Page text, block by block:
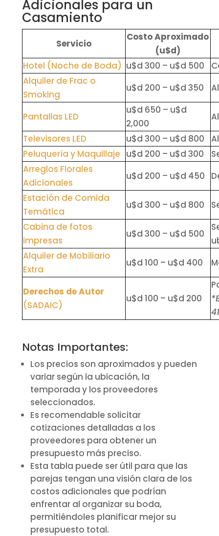
Adicionales para un
Casamiento
Servicio
Costo Aproximado
(u$d)
Hotel (Noche de Boda) u$d 300 – u$d 500
Alquiler de Frac o
Smoking
u$d 200 – u$d 350
Pantallas LED
u$d 650 – u$d
2,000
Televisores LED
u$d 300 – u$d 800
Peluquería y Maquillaje u$d 200 – u$d 300
Arreglos Florales
Adicionales
u$d 200 – u$d 450
Estación de Comida
Temática
u$d 300 – u$d 800
Cabina de fotos
impresas
u$d 300 – u$d 500
Alquiler de Mobiliario
Extra
u$d 100 – u$d 400
Derechos de Autor
(SADAIC)
u$d 100 – u$d 200
Notas Importantes:
Los precios son aproximados y pueden
variar según la ubicación, la
temporada y los proveedores
seleccionados.
Es recomendable solicitar
cotizaciones detalladas a los
proveedores para obtener un
presupuesto más preciso.
Esta tabla puede ser útil para que las
parejas tengan una visión clara de los
costos adicionales que podrían
enfrentar al organizar su boda,
permitiéndoles planificar mejor su
presupuesto total.